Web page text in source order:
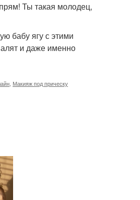
Ты такая молодец,
бабу ягу с этими
и даже именно
Макияж под прическу